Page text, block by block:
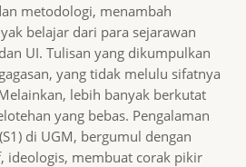
metodologi, menambah
belajar dari para sejarawan
UI. Tulisan yang dikumpulkan
yang tidak melulu sifatnya
lebih banyak berkutat
yang bebas. Pengalaman
di UGM, bergumul dengan
ideologis, membuat corak pikir